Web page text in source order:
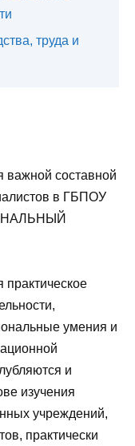
труда и
важной составной
в ГБПОУ
практическое
умения и
и
изучения
учреждений,
практически